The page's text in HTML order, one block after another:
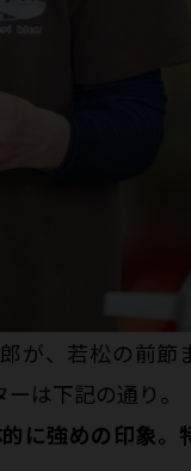
が、若松の前節
は下記の通り。
強めの印象。